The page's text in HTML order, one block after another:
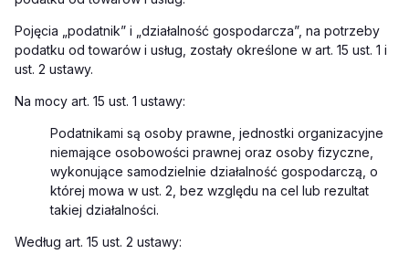
Pojęcia „podatnik” i „działalność gospodarcza”, na potrzeby
podatku od towarów i usług, zostały określone w art. 15 ust. 1 i
ust. 2 ustawy.
Na mocy art. 15 ust. 1 ustawy:
Podatnikami są osoby prawne, jednostki organizacyjne
niemające osobowości prawnej oraz osoby fizyczne,
wykonujące samodzielnie działalność gospodarczą, o
której mowa w ust. 2, bez względu na cel lub rezultat
takiej działalności.
Według art. 15 ust. 2 ustawy: